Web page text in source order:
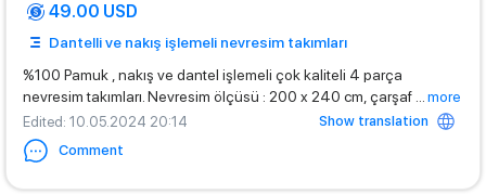
49.00 USD
Dantelli ve nakış işlemeli nevresim takımları
%100 Pamuk , nakış ve dantel işlemeli çok kaliteli 4 parça
nevresim takımları. Nevresim ölçüsü : 200 x 240 cm, çarşaf
more
Edited: 10.05.2024 20:14
Show translation
Comment